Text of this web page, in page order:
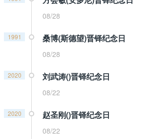
08/28
1991 桑博(斯德望)晋铎纪念日
08/28
2020 刘武涛()晋铎纪念日
08/22
2020 赵圣刚()晋铎纪念日
08/22